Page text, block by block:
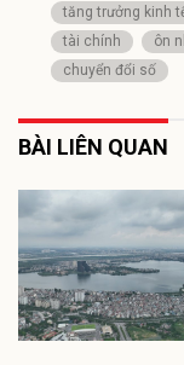
tăng trưởng kinh
tài chính
ôn
chuyển đổi số
BÀI LIÊN QUAN